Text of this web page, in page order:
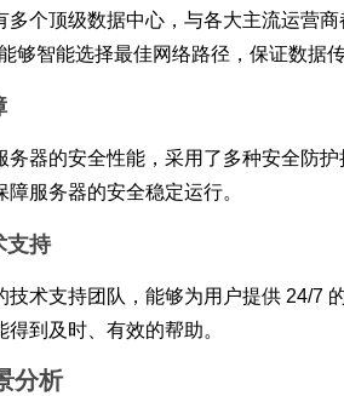
多个顶级数据中心，与各大主流运营
够智能选择最佳网络路径，保证数据
务器的安全性能，采用了多种安全防
服务器的安全稳定运行。
支持
技术支持团队，能够为用户提供 24/7
到及时、有效的帮助。
分析